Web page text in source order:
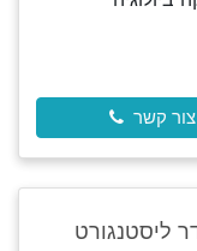
צור קשר
ליסטנגורט